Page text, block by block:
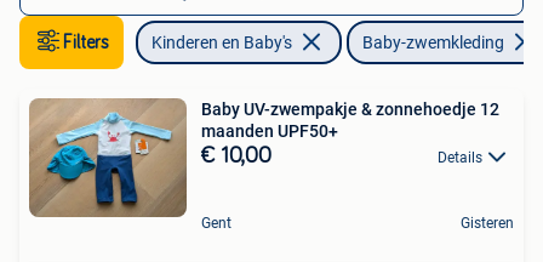
Filters Kinderen en Baby's Baby-zwemkleding
Baby UV-zwempakje & zonnehoedje 12
maanden UPF50+
€ 10,00 Details
Gent Gisteren